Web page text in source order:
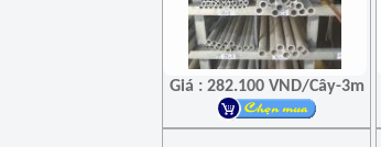
Giá : 282.100 VND/Cây-3m